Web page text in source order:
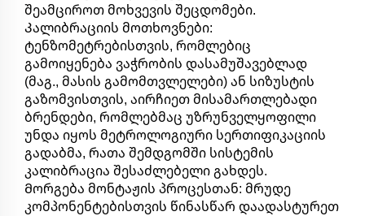
შეამციროთ მოხვევის შეცდომები.
Კალიბრაციის მოთხოვნები:
ტენზომეტრებისთვის, რომლებიც
გამოიყენება ვაჭრობის დასამუშავებლად
(მაგ., მასის გამომთვლელები) ან სიზუსტის
გაზომვისთვის, აირჩიეთ მისამართლებადი
ბრენდები, რომლებმაც უზრუნველყოფილი
უნდა იყოს მეტროლოგიური სერთიფიკაციის
გადაბმა, რათა შემდგომში სისტემის
კალიბრაცია შესაძლებელი გახდეს.
Მორგება მონტაჟის პროცესთან: მრუდე
კომპონენტებისთვის წინასწარ დაადასტურეთ